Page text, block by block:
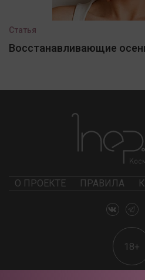
Статья
Восстанавливающие
О ПРОЕКТЕ ПРАВИЛА
18+